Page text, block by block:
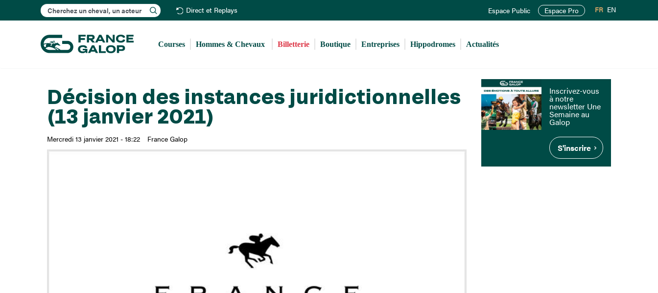
au
principal
Rechercher Direct et Replays Espace Public Espace Pro FR EN
Courses Hommes & Chevaux Billetterie Boutique Entreprises Hippodromes Actualités
Décision des instances juridictionnelles
(13 janvier 2021)
Mercredi 13 janvier 2021 - 18:22 France Galop
Inscrivez-vous
à notre
newsletter Une
Semaine au
Galop
S'inscrire